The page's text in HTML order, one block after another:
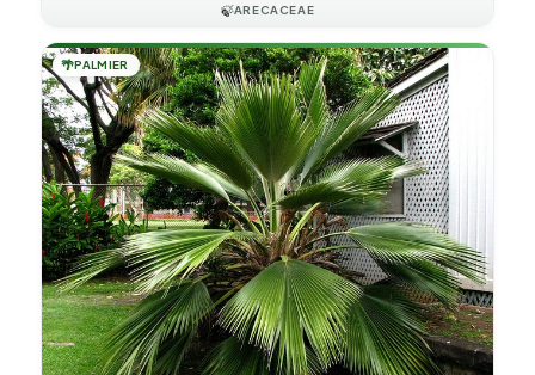
🍃ARECACEAE
🌴PALMIER